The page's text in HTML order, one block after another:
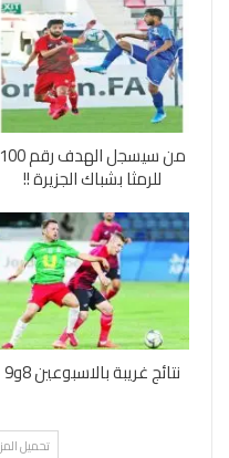
من سيسجل الهدف رقم 100
للرمثا بشباك الجزيرة !!
نتائج غريبة بالاسبوعين 8و9
تحميل